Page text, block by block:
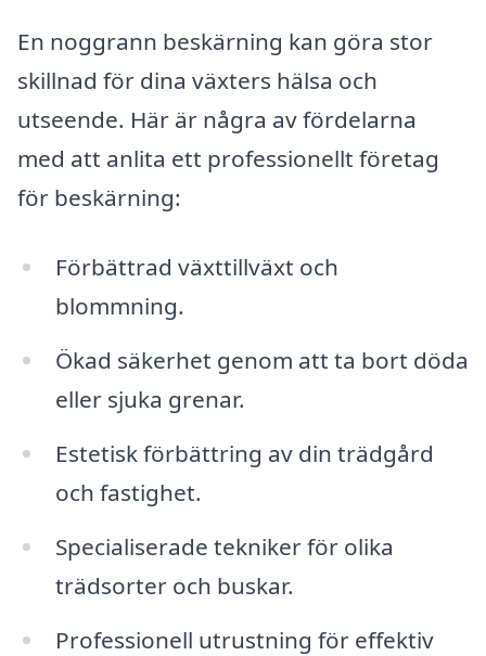
En noggrann beskärning kan göra stor
skillnad för dina växters hälsa och
utseende. Här är några av fördelarna
med att anlita ett professionellt företag
för beskärning:
Förbättrad växttillväxt och
blommning.
Ökad säkerhet genom att ta bort döda
eller sjuka grenar.
Estetisk förbättring av din trädgård
och fastighet.
Specialiserade tekniker för olika
trädsorter och buskar.
Professionell utrustning för effektiv